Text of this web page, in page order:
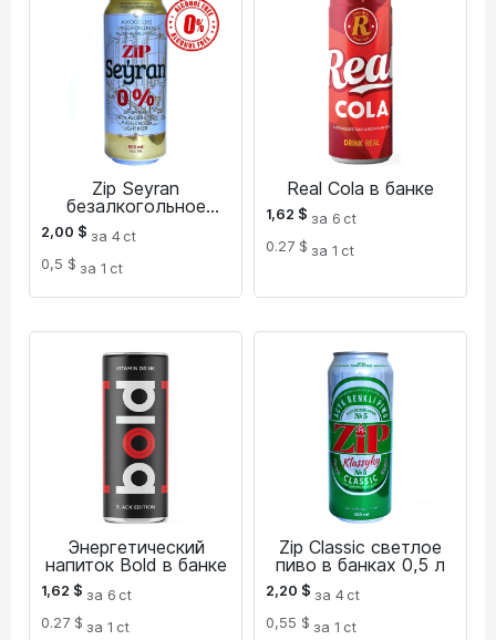
Zip Seyran
безалкогольное
светлое пиво в
банках 0,5 л
2,00 $ за 4 ct
0,5 $ за 1 ct
Real Cola в банке
1,62 $ за 6 ct
0.27 $ за 1 ct
Энергетический
напиток Bold в банке
1,62 $ за 6 ct
0.27 $ за 1 ct
Zip Classic светлое
пиво в банках 0,5 л
2,20 $ за 4 ct
0,55 $ за 1 ct